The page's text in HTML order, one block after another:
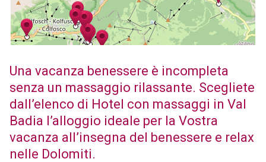
Una vacanza benessere è incompleta
senza un massaggio rilassante. Scegliete
dall’elenco di Hotel con massaggi in Val
Badia l’alloggio ideale per la Vostra
vacanza all’insegna del benessere e relax
nelle Dolomiti.